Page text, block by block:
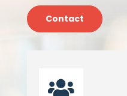
Contact
